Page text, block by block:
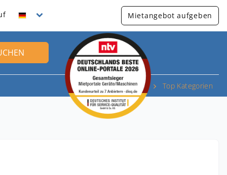
Mietangebot aufgeben
Top Kategorien